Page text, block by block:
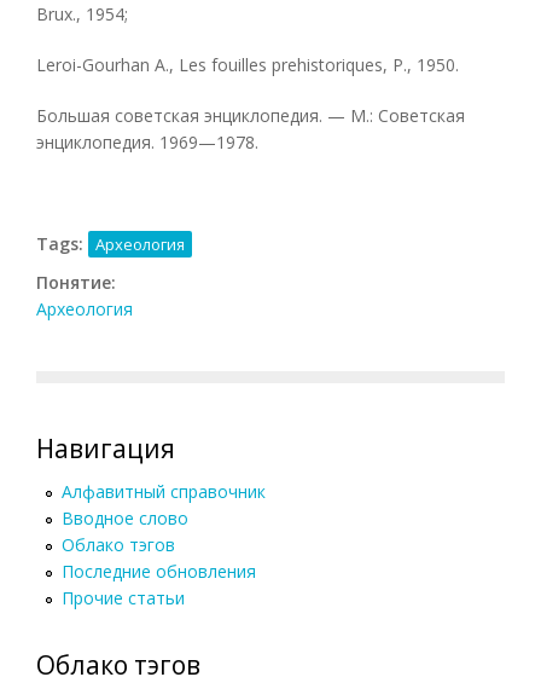
Brux., 1954;
Leroi-Gourhan A., Les fouilles prehistoriques, P., 1950.
Большая советская энциклопедия. — М.: Советская
энциклопедия. 1969—1978.
Tags: Археология
Понятие:
Археология
Навигация
Алфавитный справочник
Вводное слово
Облако тэгов
Последние обновления
Прочие статьи
Облако тэгов